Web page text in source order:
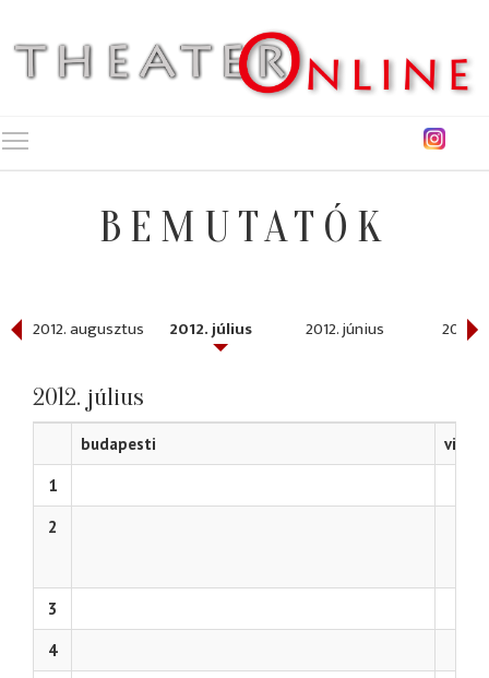
BEMUTATÓK
2012. augusztus 2012. július 2012. június 2012.
2012. július
budapesti
vidéki
1
2
3
4